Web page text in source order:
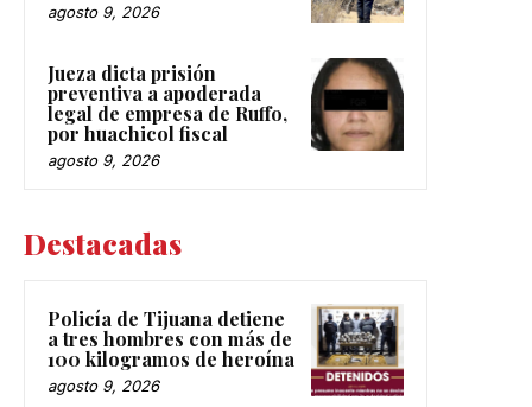
agosto 9, 2026
Jueza dicta prisión
preventiva a apoderada
legal de empresa de Ruffo,
por huachicol fiscal
agosto 9, 2026
Destacadas
Policía de Tijuana detiene
a tres hombres con más de
100 kilogramos de heroína
agosto 9, 2026